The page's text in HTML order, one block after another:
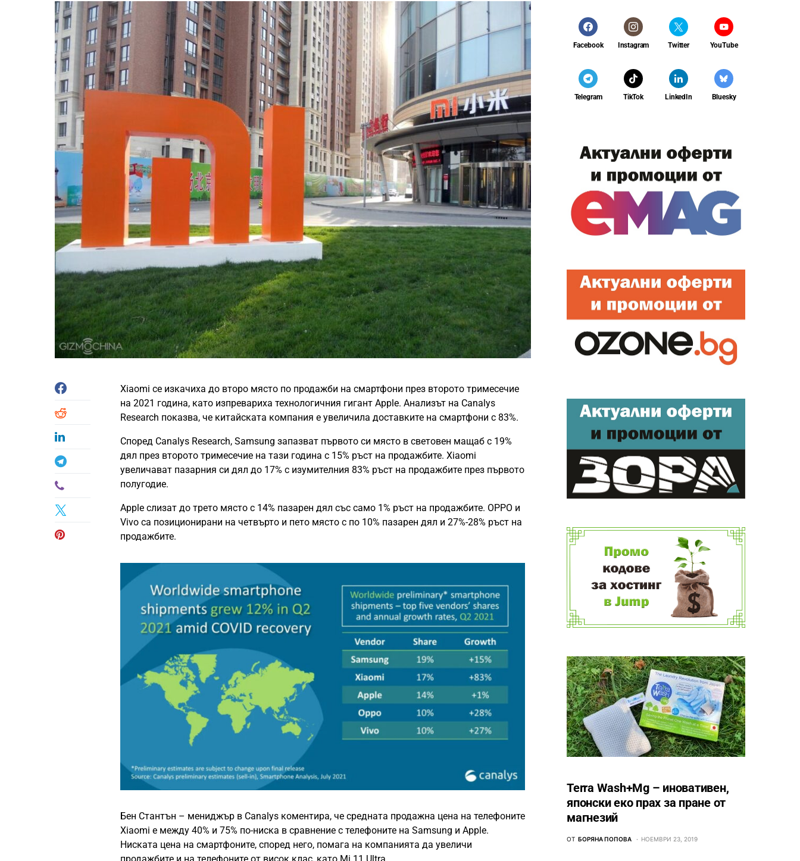
Xiaomi се изкачиха до второ място по продажби на смартфони през второто тримесечие
на 2021 година, като изпревариха технологичния гигант Apple. Анализът на Canalys
Research показва, че китайската компания е увеличила доставките на смартфони с 83%.
Според Canalys Research, Samsung запазват първото си място в световен мащаб с 19%
дял през второто тримесечие на тази година с 15% ръст на продажбите. Xiaomi
увеличават пазарния си дял до 17% с изумителния 83% ръст на продажбите през първото
полугодие.
Apple слизат до трето място с 14% пазарен дял със само 1% ръст на продажбите. OPPO и
Vivo са позиционирани на четвърто и пето място с по 10% пазарен дял и 27%-28% ръст на
продажбите.
Бен Стантън – мениджър в Canalys коментира, че средната продажна цена на телефоните
Xiaomi е между 40% и 75% по-ниска в сравнение с телефоните на Samsung и Apple.
Ниската цена на смартфоните, според него, помага на компанията да увеличи
Facebook Instagram Twitter YouTube
Telegram TikTok LinkedIn Bluesky
Terra Wash+Mg – иновативен,
японски еко прах за пране от
магнезий
ОТ БОРЯНА ПОПОВА НОЕМВРИ 23, 2019